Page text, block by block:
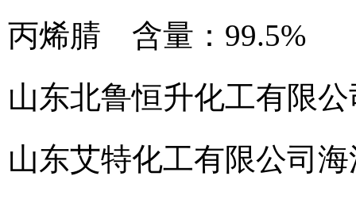
丙烯腈 含量：99.5%
山东北鲁恒升化工有限公
山东艾特化工有限公司 海